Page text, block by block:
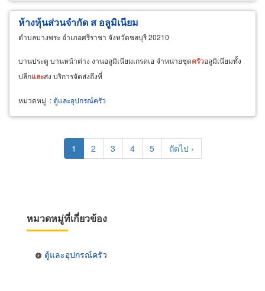
ห้างหุ้นส่วนจำกัด ส อลูมิเนียม
ตำบลบางพระ อำเภอศรีราชา จังหวัดชลบุรี 20210
บานประตู บานหน้าต่าง งานอลูมิเนียมเกรดเอ จำหน่ายชุดครัวอลูมิเนียมทั้ง
ปลีกและส่ง บริการจัดส่งถึงที่
หมวดหมู่ :ตู้และอุปกรณ์ครัว
Pagination Current
page
1 Page
2 Page
3 Page
4 Page
5
Next
page
ถัดไป ›
หมวดหมู่ที่เกี่ยวข้อง
ตู้และอุปกรณ์ครัว